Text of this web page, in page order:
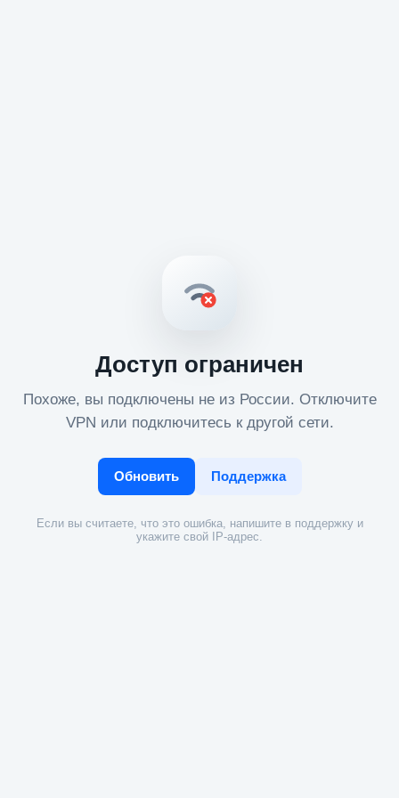
Доступ ограничен
Похоже, вы подключены не из России. Отключите
VPN или подключитесь к другой сети.
Обновить Поддержка
Если вы считаете, что это ошибка, напишите в поддержку и
укажите свой IP-адрес.